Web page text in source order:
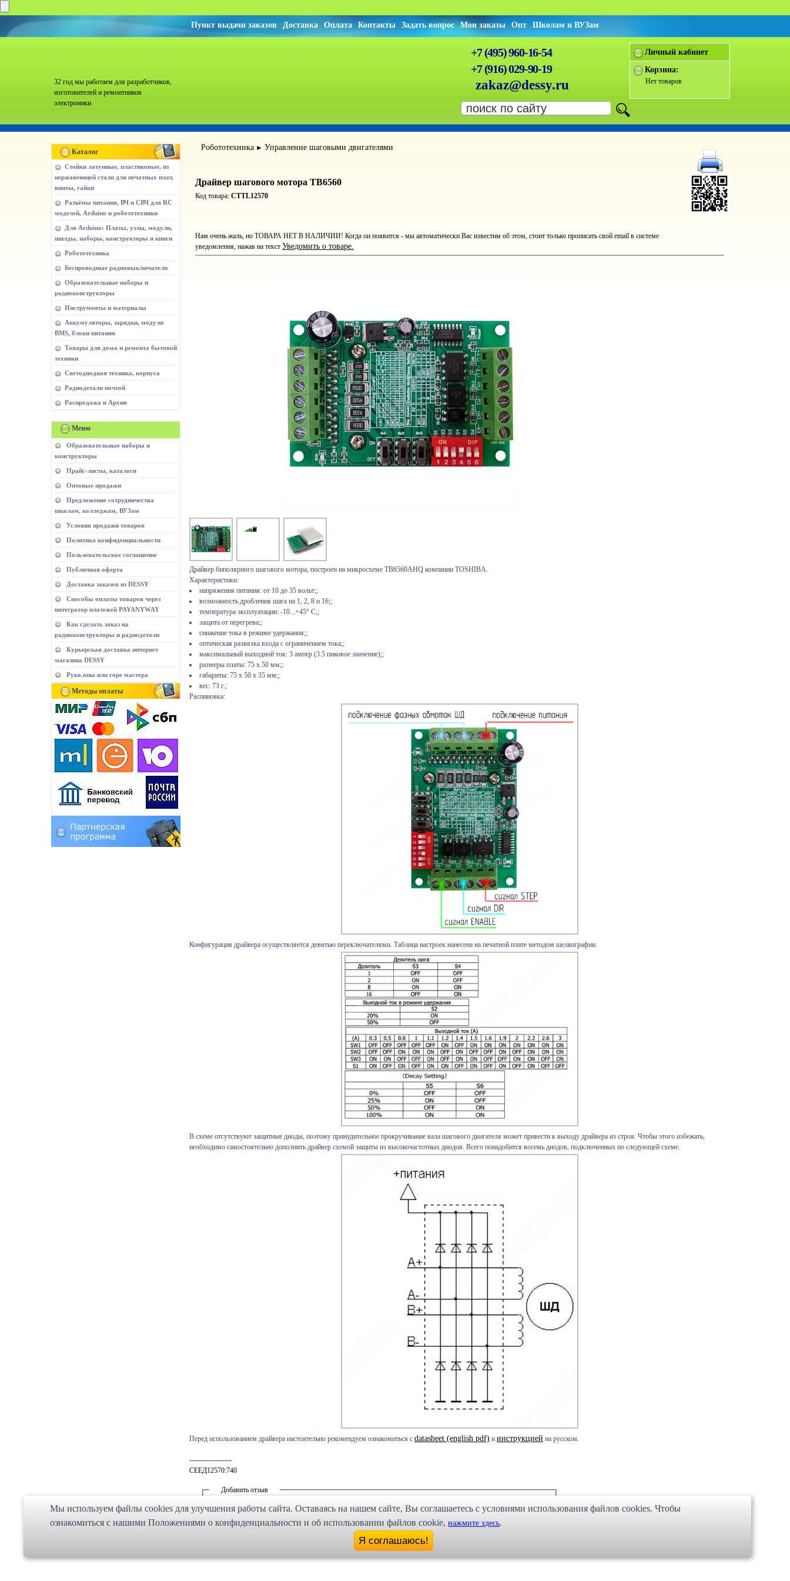
Пункт выдачи заказов Доставка Оплата Контакты Задать вопрос Мои заказы Опт Школам и ВУЗам
32 год мы работаем для разработчиков,
изготовителей и ремонтников
электроники
+7 (495) 960-16-54
+7 (916) 029-90-19
zakaz@dessy.ru
Личный кабинет
Корзина:
Нет товаров
Каталог
Стойки латунные, пластиковые, из
нержавеющей стали для печатных плат,
винты, гайки
Разъёмы питания, ВЧ и СВЧ для RC
моделей, Arduino и робототехники
Для Arduino: Платы, узлы, модули,
шилды, наборы, конструкторы и книги
Робототехника
Беспроводные радиовыключатели
Образовательные наборы и
радиоконструкторы
Инструменты и материалы
Аккумуляторы, зарядки, модули
BMS, блоки питания
Товары для дома и ремонта бытовой
техники
Светодиодная техника, корпуса
Радиодетали почтой
Распродажа и Архив
Меню
Образовательные наборы и
конструкторы
Прайс-листы, каталоги
Оптовые продажи
Предложение сотрудничества
школам, колледжам, ВУЗам
Условия продажи товаров
Политика конфиденциальности
Пользовательское соглашение
Публичная оферта
Доставка заказов из DESSY
Способы оплаты товаров через
интегратор платежей PAYANYWAY
Как сделать заказ на
радиоконструкторы и радиодетали
Курьерская доставка интернет
магазина DESSY
Руко.опы или горе мастера
Методы оплаты
Робототехника ► Управление шаговыми двигателями
Драйвер шагового мотора TB6560
Код товара: CTTL12570
Нам очень жаль, но ТОВАРА НЕТ В НАЛИЧИИ! Когда он появится - мы автоматически Вас известим об этом, стоит только прописать свой email в системе
уведомления, нажав на текст Уведомить о товаре.
Драйвер биполярного шагового мотора, построен на микросхеме TB6560AHQ компании TOSHIBA.
Характеристики:
напряжения питания: от 10 до 35 вольт;;
возможность дробления шага на 1, 2, 8 и 16;;
температура эксплуатации: -10...+45° С;;
защита от перегрева;;
снижение тока в режиме удержания;;
оптическая развязка входа с ограничением тока;;
максимальный выходной ток: 3 ампер (3.5 пиковое значение);;
размеры платы: 75 х 50 мм;;
габариты: 75 х 50 х 35 мм;;
вес: 73 г.;
Распиновка:
Конфигурация драйвера осуществляется девятью переключателями. Таблица настроек нанесена на печатной плате методом шелкографии.
В схеме отсутствуют защитные диоды, поэтому принудительное прокручивание вала шагового двигателя может привести к выходу драйвера из строя. Чтобы этого избежать,
необходимо самостоятельно дополнить драйвер схемой защиты из высокочастотных диодов. Всего понадобится восемь диодов, подключенных по следующей схеме.
Перед использованием драйвера настоятельно рекомендуем ознакомиться с datasheet (english pdf) и инструкцией на русском.
------------------
СЕЕД12570:740
Добавить отзыв
Написание отзыва требует предварительнойрегистрациина сайте.
Мы используем файлы cookies для улучшения работы сайта. Оставаясь на нашем сайте, Bы соглашаетесь с условиями использования файлов cookies. Чтобы
ознакомиться с нашими Положениями о конфиденциальности и об использовании файлов cookie,нажмите здесь.
Я соглашаюсь!